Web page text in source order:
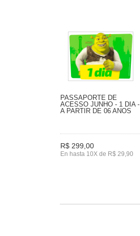
PASSAPORTE DE
ACESSO JUNHO - 1 DIA -
A PARTIR DE 06 ANOS
R$ 299,00
En hasta 10X de R$ 29,90